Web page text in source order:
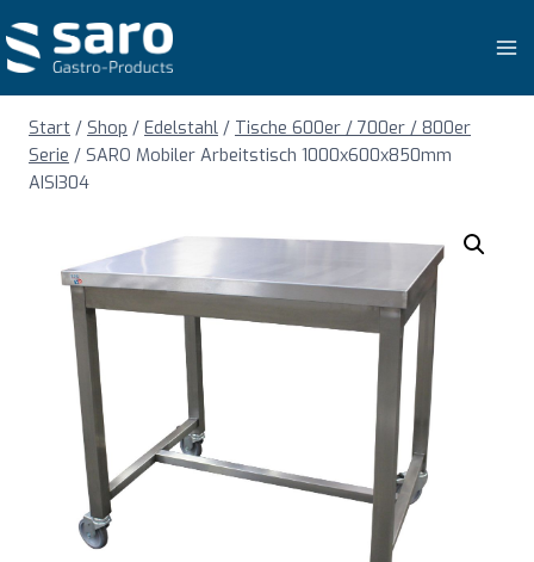
Inhalt
springen
Start / Shop / Edelstahl / Tische 600er / 700er / 800er
Serie / SARO Mobiler Arbeitstisch 1000x600x850mm
AISI304